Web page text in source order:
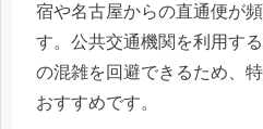
宿や名古屋からの直通便が
す。公共交通機関を利用す
の混雑を回避できるため、
おすすめです。